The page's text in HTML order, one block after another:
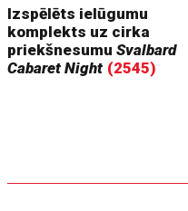
Izspēlēts ielūgumu
komplekts uz cirka
priekšnesumuSvalbard
Cabaret Night (2545)